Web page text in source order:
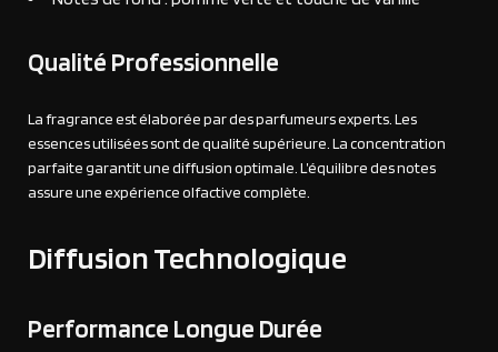
Qualité Professionnelle
La fragrance est élaborée par des parfumeurs experts. Les
essences utilisées sont de qualité supérieure. La concentration
parfaite garantit une diffusion optimale. L’équilibre des notes
assure une expérience olfactive complète.
Diffusion Technologique
Performance Longue Durée